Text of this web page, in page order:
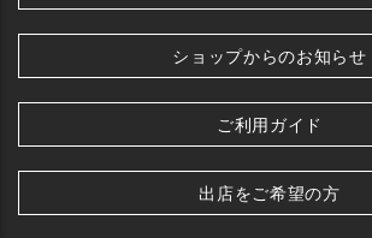
ショップからのお知らせ
ご利用ガイド
出店をご希望の方